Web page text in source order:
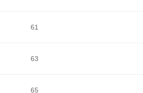
61
63
65